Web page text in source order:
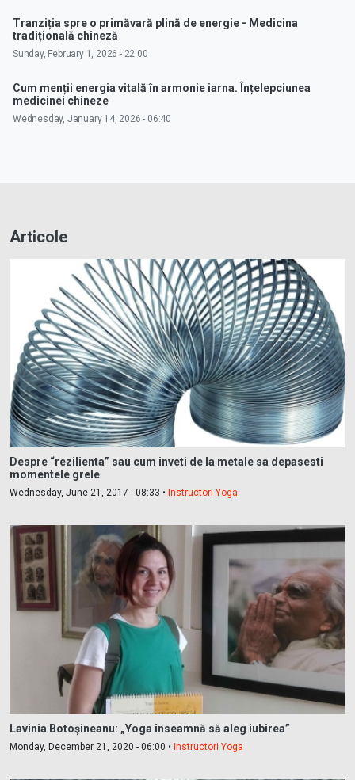
Tranziția spre o primăvară plină de energie - Medicina
tradițională chineză
Sunday, February 1, 2026 - 22:00
Cum menții energia vitală în armonie iarna. Înțelepciunea
medicinei chineze
Wednesday, January 14, 2026 - 06:40
Articole
Despre “rezilienta” sau cum inveti de la metale sa depasesti
momentele grele
Wednesday, June 21, 2017 - 08:33 • Instructori Yoga
Lavinia Botoşineanu: „Yoga înseamnă să aleg iubirea”
Monday, December 21, 2020 - 06:00 • Instructori Yoga